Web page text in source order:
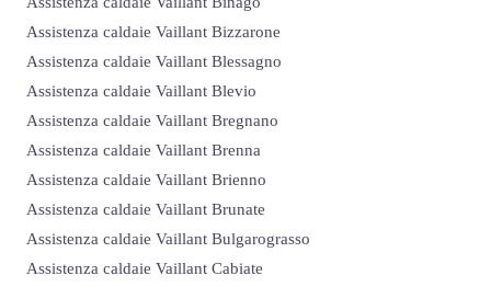
Assistenza caldaie Vaillant Bizzarone
Assistenza caldaie Vaillant Blessagno
Assistenza caldaie Vaillant Blevio
Assistenza caldaie Vaillant Bregnano
Assistenza caldaie Vaillant Brenna
Assistenza caldaie Vaillant Brienno
Assistenza caldaie Vaillant Brunate
Assistenza caldaie Vaillant Bulgarograsso
Assistenza caldaie Vaillant Cabiate